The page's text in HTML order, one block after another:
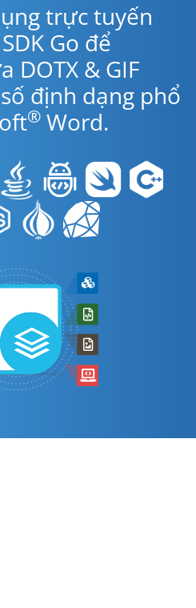
trực tuyến
Go để
DOTX & GIF
định dạng phổ
® Word.